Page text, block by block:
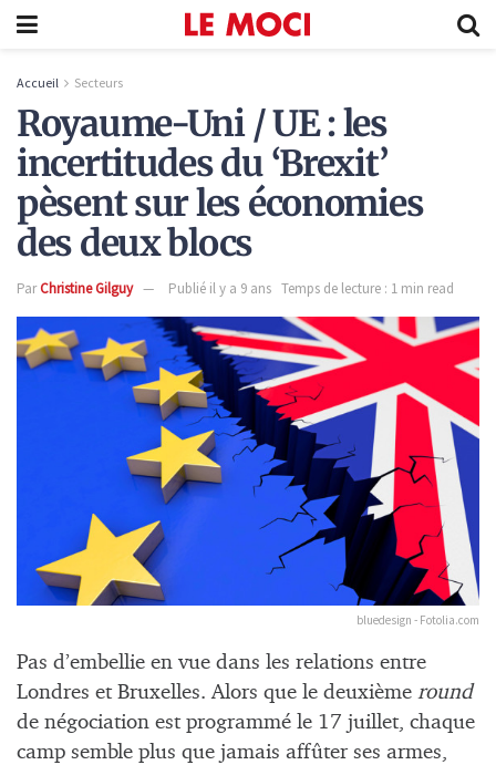
Accueil Secteurs
Royaume-Uni / UE : les
incertitudes du ‘Brexit’
pèsent sur les économies
des deux blocs
ParChristine Gilguy Publié il y a 9 ans Temps de lecture : 1 min read
bluedesign - Fotolia.com
Pas d’embellie en vue dans les relations entre
Londres et Bruxelles. Alors que le deuxième round
de négociation est programmé le 17 juillet, chaque
camp semble plus que jamais affûter ses armes,